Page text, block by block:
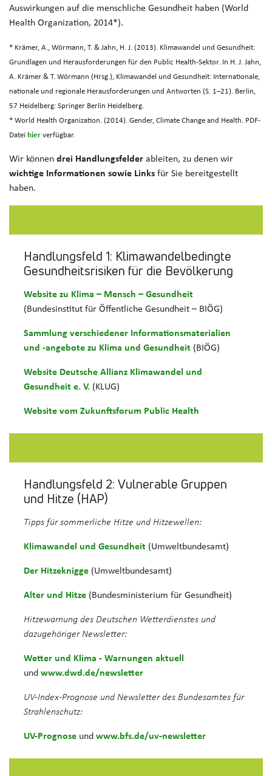
Auswirkungen auf die menschliche Gesundheit haben (World
Health Organization, 2014*).
* Krämer, A., Wörmann, T. & Jahn, H. J. (2013). Klimawandel und Gesundheit:
Grundlagen und Herausforderungen für den Public Health-Sektor. In H. J. Jahn,
A. Krämer & T. Wörmann (Hrsg.), Klimawandel und Gesundheit: Internationale,
nationale und regionale Herausforderungen und Antworten (S. 1–21). Berlin,
57 Heidelberg: Springer Berlin Heidelberg.
* World Health Organization. (2014). Gender, Climate Change and Health. PDF-
Datei hier verfügbar.
Wir können drei Handlungsfelder ableiten, zu denen wir
wichtige Informationen sowie Links für Sie bereitgestellt
haben.
Handlungsfeld 1: Klimawandelbedingte
Gesundheitsrisiken für die Bevölkerung
Website zu Klima – Mensch – Gesundheit
(Bundesinstitut für Öffentliche Gesundheit – BIÖG)
Sammlung verschiedener Informationsmaterialien
und -angebote zu Klima und Gesundheit (BIÖG)
Website Deutsche Allianz Klimawandel und
Gesundheit e. V. (KLUG)
Website vom Zukunftsforum Public Health
Handlungsfeld 2: Vulnerable Gruppen
und Hitze (HAP)
Tipps für sommerliche Hitze und Hitzewellen:
Klimawandel und Gesundheit (Umweltbundesamt)
Der Hitzeknigge (Umweltbundesamt)
Alter und Hitze (Bundesministerium für Gesundheit)
Hitzewarnung des Deutschen Wetterdienstes und
dazugehöriger Newsletter:
Wetter und Klima - Warnungen aktuell
und www.dwd.de/newsletter
UV-Index-Prognose und Newsletter des Bundesamtes für
Strahlenschutz:
UV-Prognose und www.bfs.de/uv-newsletter